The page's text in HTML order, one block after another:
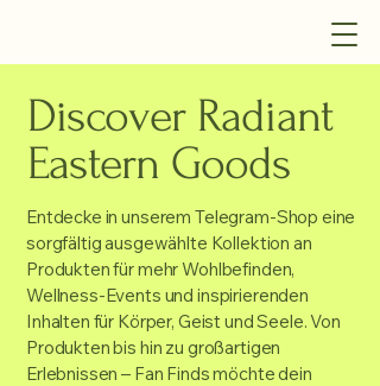
Discover Radiant
Eastern Goods
Entdecke in unserem Telegram-Shop eine
sorgfältig ausgewählte Kollektion an
Produkten für mehr Wohlbefinden,
Wellness-Events und inspirierenden
Inhalten für Körper, Geist und Seele. Von
Produkten bis hin zu großartigen
Erlebnissen – Fan Finds möchte dein